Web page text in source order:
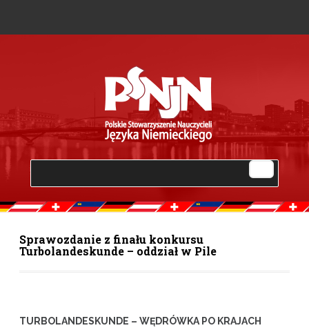
Sprawozdanie z finału konkursu
Turbolandeskunde – oddział w Pile
TURBOLANDESKUNDE – WĘDRÓWKA PO KRAJACH